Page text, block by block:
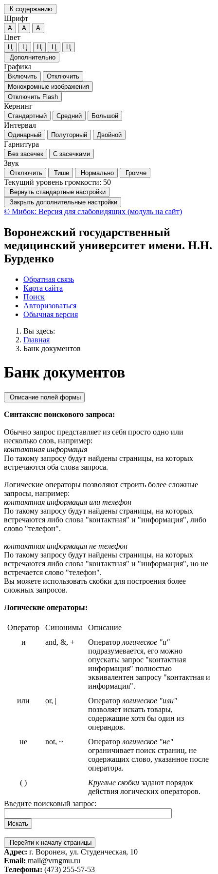
К содержанию
Шрифт
А А А
Цвет
Ц Ц Ц Ц
Ц
Дополнительно
Графика
Включить
Отключить
Монохромные изображения
Отключить Flash
Кернинг
Стандартный Средний Большой
Интервал
Одинарный Полуторный Двойной
Гарнитура
Без засечек С засечками
Звук
Отключить Тише Нормально Громче
Текущий уровень громкости: 50
Вернуть стандартные настройки
Закрыть дополнительные настройки
© Мибок: Версия для слабовидящих (модуль на сайт)
Воронежский государственный
медицинский университет имени. Н.Н.
Бурденко
Обратная связь
Карта сайта
Поиск
Авторизоваться
Обычная версия
Вы здесь:
Главная
Банк документов
Банк документов
Описание полей формы
Синтаксис поискового запроса:
Обычно запрос представляет из себя просто одно или
несколько слов, например:
контактная информация
По такому запросу будут найдены страницы, на которых
встречаются оба слова запроса.
Логические операторы позволяют строить более сложные
запросы, например:
контактная информация или телефон
По такому запросу будут найдены страницы, на которых
встречаются либо слова "контактная" и "информация", либо
слово "телефон".
контактная информация не телефон
По такому запросу будут найдены страницы, на которых
встречаются либо слова "контактная" и "информация", но не
встречается слово "телефон".
Вы можете использовать скобки для построения более
сложных запросов.
Логические операторы:
Оператор Синонимы
Описание
и
and, &, + Оператор логическое "и"
подразумевается, его можно
опускать: запрос "контактная
информация" полностью
эквивалентен запросу "контактная и
информация".
или
or, | Оператор логическое "или"
позволяет искать товары,
содержащие хотя бы один из
операндов.
не
not, ~ Оператор логическое "не"
ограничивает поиск страниц, не
содержащих слово, указанное после
оператора.
( )
Круглые скобки задают порядок
действия логических операторов.
Введите поисковый запрос:
Перейти к началу страницы
Адрес: г. Воронеж, ул. Студенческая, 10
Email: mail@vrngmu.ru
Телефоны: (473) 255-57-53